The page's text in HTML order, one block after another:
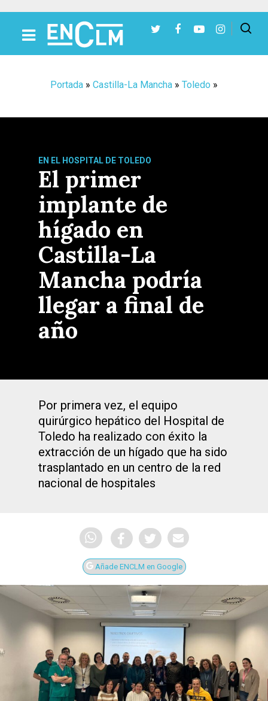
Portada » Castilla-La Mancha » Toledo »
EN EL HOSPITAL DE TOLEDO
El primer
implante de
hígado en
Castilla-La
Mancha podría
llegar a final de
año
Por primera vez, el equipo
quirúrgico hepático del Hospital de
Toledo ha realizado con éxito la
extracción de un hígado que ha sido
trasplantado en un centro de la red
nacional de hospitales
Añade ENCLM en Google